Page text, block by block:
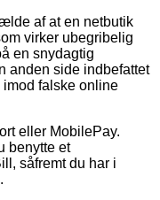
af at en netbutik
virker ubegribelig
en snydagtig
anden side indbefattet
falske online
eller MobilePay.
benytte et
såfremt du har i